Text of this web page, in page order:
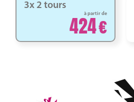
3x 2 tours
à partir de
424